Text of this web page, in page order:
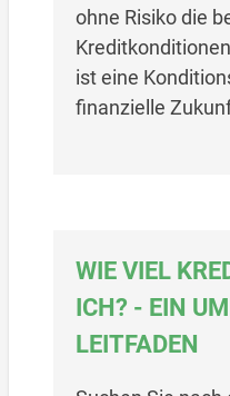
ohne Risiko die
ist eine
finanzielle
WIE VIEL
ICH? - EIN
LEITFADEN